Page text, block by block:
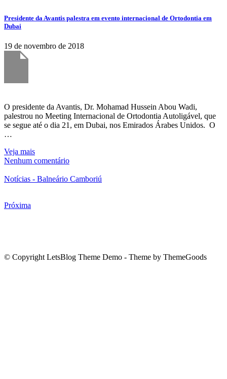
Presidente da Avantis palestra em evento internacional de Ortodontia em
Dubai
19 de novembro de 2018
O presidente da Avantis, Dr. Mohamad Hussein Abou Wadi,
palestrou no Meeting Internacional de Ortodontia Autoligável, que
se segue até o dia 21, em Dubai, nos Emirados Árabes Unidos. O
…
Veja mais
Nenhum comentário
Notícias - Balneário Camboriú
Próxima
© Copyright LetsBlog Theme Demo - Theme by ThemeGoods